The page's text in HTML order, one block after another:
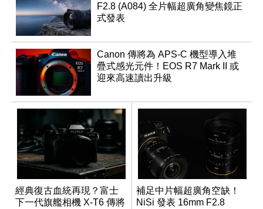
F2.8 (A084) 全片幅超廣角變焦鏡正
式發表
Canon 傳將為 APS-C 機型導入堆
疊式感光元件！EOS R7 Mark II 或
迎來高速讀出升級
經典復古血統再現？富士
下一代旗艦相機 X-T6 傳將
補足中片幅超廣角空缺！
NiSi 發表 16mm F2.8